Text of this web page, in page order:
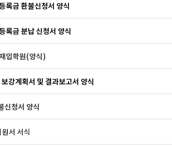
록금 환불신청서 양식
록금 분납 신청서 양식
입학원(양식)
강계획서 및 결과보고서 양식
신청서 양식
서 서식